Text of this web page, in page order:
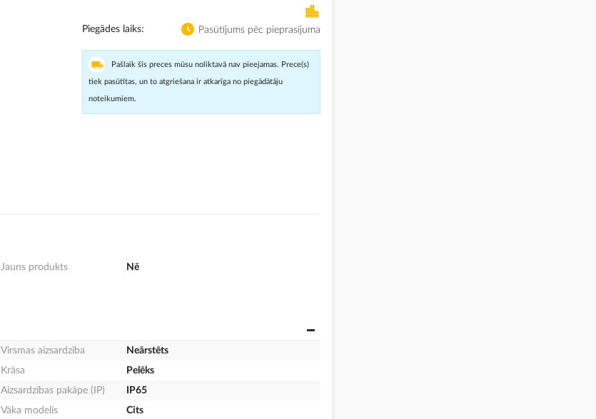
Piegādes laiks Pasūtījums pēc pieprasījuma
Pašlaik šīs preces mūsu noliktavā nav pieejamas. Prece(s)
tiek pasūtītas, un to atgriešana ir atkarīga no piegādātāju
noteikumiem.
Jauns produkts Nē
Virsmas aizsardzība
Neārstēts
Krāsa
Pelēks
Aizsardzības pakāpe (IP)
IP65
Vāka modelis
Cits